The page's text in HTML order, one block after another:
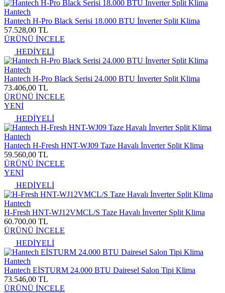
Hantech
Hantech H-Pro Black Serisi 18.000 BTU İnverter Split Klima
57.528,00 TL
ÜRÜNÜ İNCELE
HEDİYELİ
Hantech
Hantech H-Pro Black Serisi 24.000 BTU İnverter Split Klima
73.406,00 TL
ÜRÜNÜ İNCELE
YENİ
HEDİYELİ
Hantech
Hantech H-Fresh HNT-WJ09 Taze Havalı İnverter Split Klima
59.560,00 TL
ÜRÜNÜ İNCELE
YENİ
HEDİYELİ
Hantech
H-Fresh HNT-WJ12VMCL/S Taze Havalı İnverter Split Klima
60.700,00 TL
ÜRÜNÜ İNCELE
HEDİYELİ
Hantech
Hantech EİSTURM 24.000 BTU Dairesel Salon Tipi Klima
73.546,00 TL
ÜRÜNÜ İNCELE